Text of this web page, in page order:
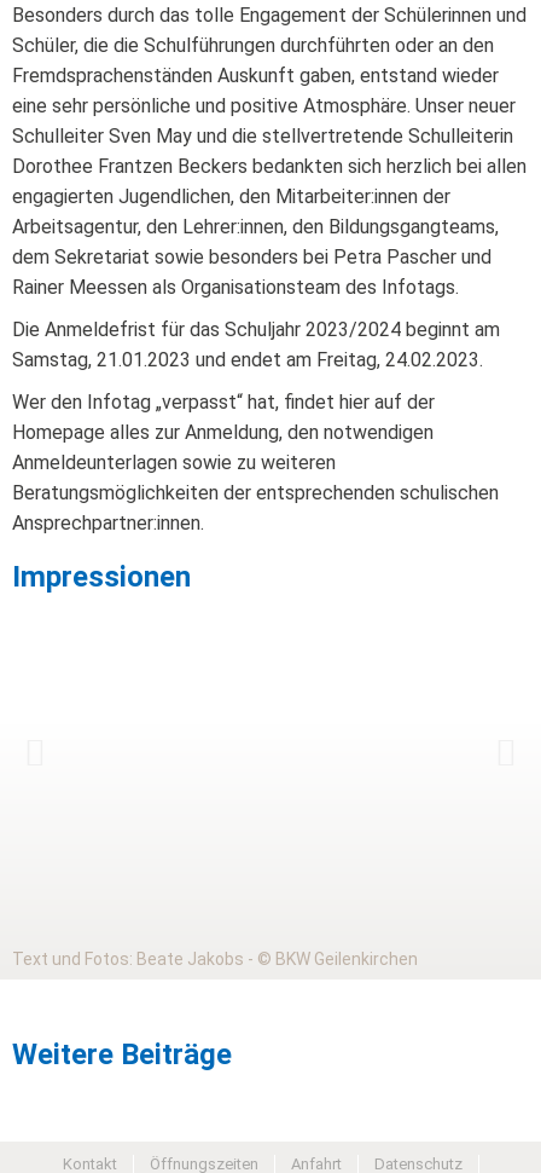
Besonders durch das tolle Engagement der Schülerinnen und
Schüler, die die Schulführungen durchführten oder an den
Fremdsprachenständen Auskunft gaben, entstand wieder
eine sehr persönliche und positive Atmosphäre. Unser neuer
Schulleiter Sven May und die stellvertretende Schulleiterin
Dorothee Frantzen Beckers bedankten sich herzlich bei allen
engagierten Jugendlichen, den Mitarbeiter:innen der
Arbeitsagentur, den Lehrer:innen, den Bildungsgangteams,
dem Sekretariat sowie besonders bei Petra Pascher und
Rainer Meessen als Organisationsteam des Infotags.
Die Anmeldefrist für das Schuljahr 2023/2024 beginnt am
Samstag, 21.01.2023 und endet am Freitag, 24.02.2023.
Wer den Infotag „verpasst“ hat, findet hier auf der
Homepage alles zur Anmeldung, den notwendigen
Anmeldeunterlagen sowie zu weiteren
Beratungsmöglichkeiten der entsprechenden schulischen
Ansprechpartner:innen.
Impressionen
Text und Fotos: Beate Jakobs - © BKW Geilenkirchen
Weitere Beiträge
Kontakt Öffnungszeiten Anfahrt Datenschutz